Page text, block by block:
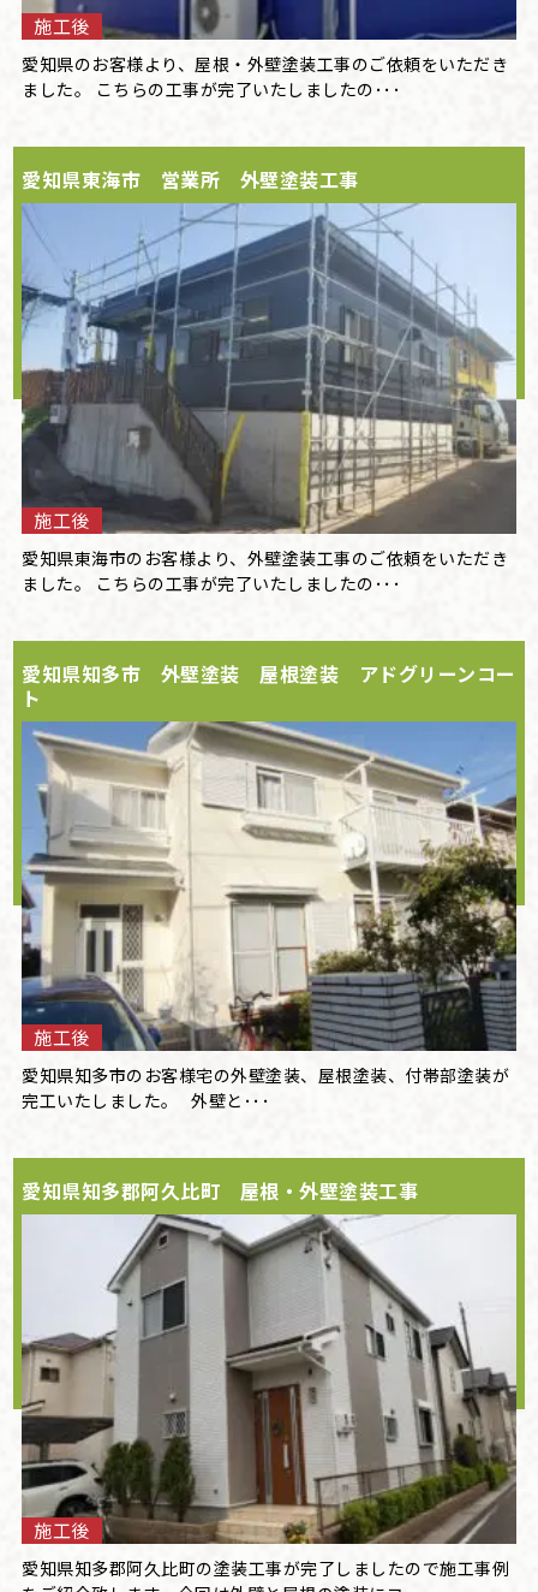
施工後
愛知県のお客様より、屋根・外壁塗装工事のご依頼をいただき
ました。 こちらの工事が完了いたしましたの･･･
愛知県東海市 営業所 外壁塗装工事
施工後
愛知県東海市のお客様より、外壁塗装工事のご依頼をいただき
ました。 こちらの工事が完了いたしましたの･･･
愛知県知多市 外壁塗装 屋根塗装 アドグリーンコー
ト
施工後
愛知県知多市のお客様宅の外壁塗装、屋根塗装、付帯部塗装が
完工いたしました。 外壁と･･･
愛知県知多郡阿久比町 屋根・外壁塗装工事
施工後
愛知県知多郡阿久比町の塗装工事が完了しましたので施工事例